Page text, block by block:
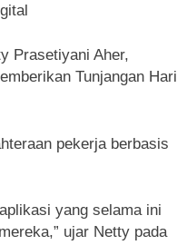
Prasetiyani Aher,
Tunjangan Hari
pekerja berbasis
yang selama ini
ujar Netty pada